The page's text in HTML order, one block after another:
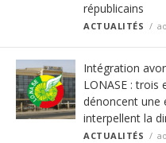
républicains
ACTUALITÉS
Intégration
LONASE : trois
dénoncent une
interpellent la
ACTUALITÉS